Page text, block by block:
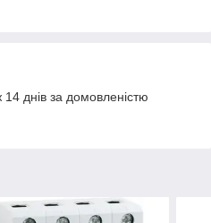
днів за домовленістю